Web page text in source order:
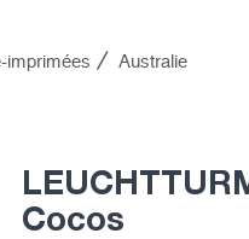
imprimées
Australie
Cocos